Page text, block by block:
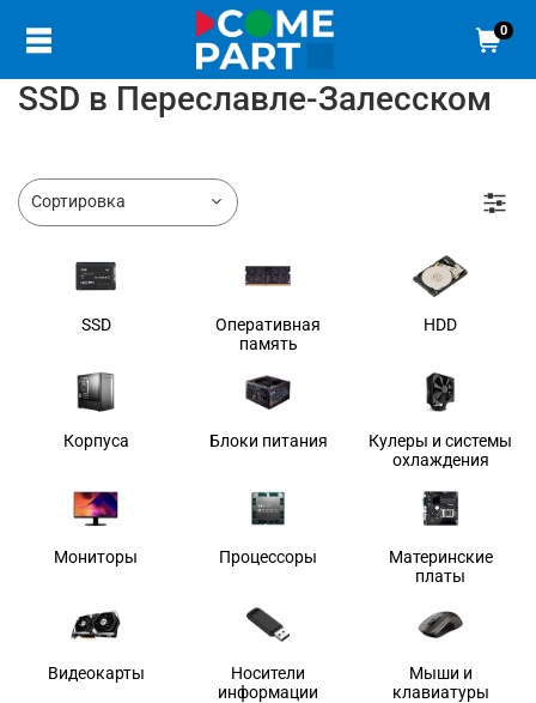
0
SSD в Переславле-Залесском
SSD
Оперативная
память
HDD
Корпуса Блоки питания
Кулеры и системы
охлаждения
Мониторы Процессоры
Материнские
платы
Видеокарты
Носители
информации
Мыши и
клавиатуры